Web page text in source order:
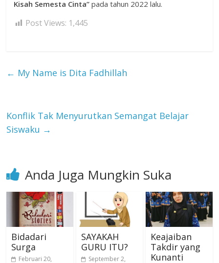
Kisah Semesta Cinta” pada tahun 2022 lalu.
Post Views: 1,445
← My Name is Dita Fadhillah
Konflik Tak Menyurutkan Semangat Belajar
Siswaku →
Anda Juga Mungkin Suka
Bidadari
Surga
Februari 20,
SAYAKAH
GURU ITU?
September 2,
Keajaiban
Takdir yang
Kunanti